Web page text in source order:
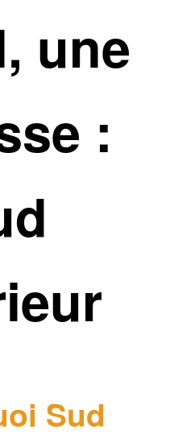
une
:
Sud